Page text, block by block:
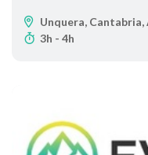
Unquera,
3h - 4h